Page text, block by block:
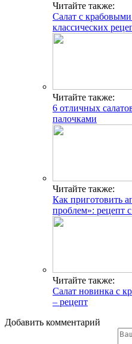
Читайте также:
Салат с
классических
Читайте также:
6 отличных
палочками
Читайте также:
Как приготовить
проблем»: рецепт
Читайте также:
Салат новинка с
– рецепт
Добавить комментарий